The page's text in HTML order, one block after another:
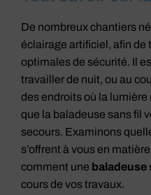
De nombreux chantiers
éclairage artificiel, afin
optimales de sécurité. Il
travailler de nuit, ou au
des endroits où la lumière
que la baladeuse sans fil
secours. Examinons
s’offrent à vous en
comment une baladeuse
cours de vos travaux.